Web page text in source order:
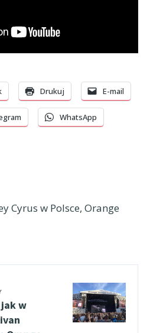
Drukuj E-mail
WhatsApp
Cyrus w Polsce, Orange
w